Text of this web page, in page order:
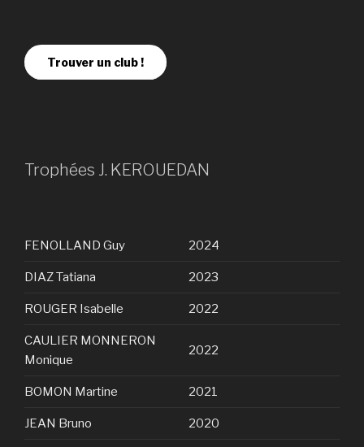
Trouver un club !
Trophées J. KEROUEDAN
FENOLLAND Guy 2024
DIAZ Tatiana 2023
ROUGER Isabelle 2022
CAULIER MONNERON
Monique
2022
BOMON Martine 2021
JEAN Bruno 2020